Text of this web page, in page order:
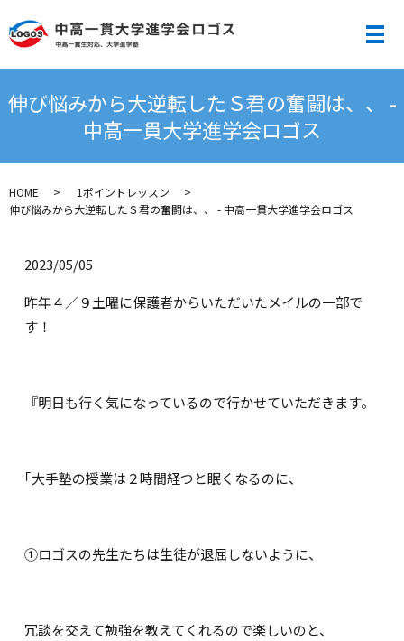
メ
伸び悩みから大逆転したＳ君の奮闘は、、 -
中高一貫大学進学会ロゴス
HOME
1ポイントレッスン
伸び悩みから大逆転したＳ君の奮闘は、、 - 中高一貫大学進学会ロゴス
2023/05/05
昨年４／９土曜に保護者からいただいたメイルの一部で
す！
『明日も行く気になっているので行かせていただきます。
｢大手塾の授業は２時間経つと眠くなるのに、
①ロゴスの先生たちは生徒が退屈しないように、
冗談を交えて勉強を教えてくれるので楽しいのと、